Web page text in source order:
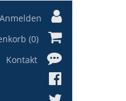
Anmelden
(0)
Kontakt